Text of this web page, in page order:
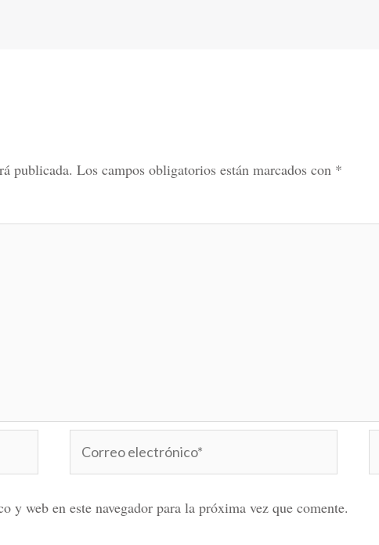
publicada. Los campos obligatorios están marcados con *
electrónico*
y web en este navegador para la próxima vez que comente.